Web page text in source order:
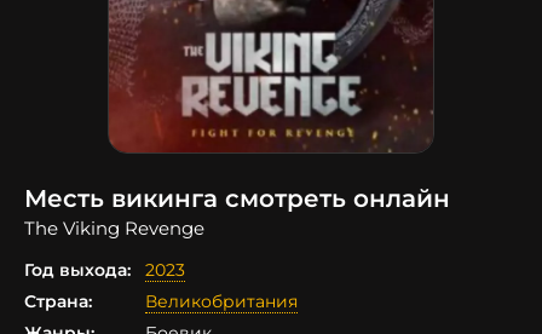
Месть викинга смотреть онлайн
The Viking Revenge
Год выхода:
2023
Страна:
Великобритания